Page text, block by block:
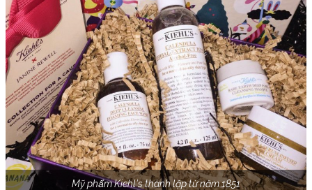
Mỹ phẩm Kiehl's thành lập từ năm 1851